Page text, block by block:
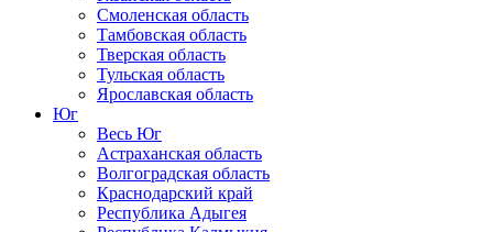
Смоленская область
Тамбовская область
Тверская область
Тульская область
Ярославская область
Юг
Весь Юг
Астраханская область
Волгоградская область
Краснодарский край
Республика Адыгея